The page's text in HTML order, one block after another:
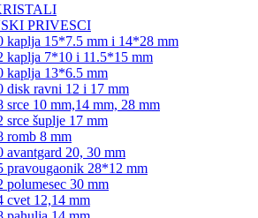
PRIVESCI
kaplja 15*7.5 mm i 14*28 mm
kaplja 7*10 i 11.5*15 mm
kaplja 13*6.5 mm
disk ravni 12 i 17 mm
srce 10 mm,14 mm, 28 mm
srce šuplje 17 mm
romb 8 mm
avantgard 20, 30 mm
pravougaonik 28*12 mm
polumesec 30 mm
cvet 12,14 mm